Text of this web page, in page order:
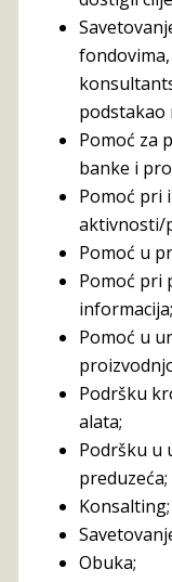
podstakao
Pomoć za
banke i
Pomoć pri
aktivnosti/
Pomoć u
Pomoć pri
informacija;
Pomoć u
Podršku
alata;
Podršku u
preduzeća;
Konsalting;
Obuka;